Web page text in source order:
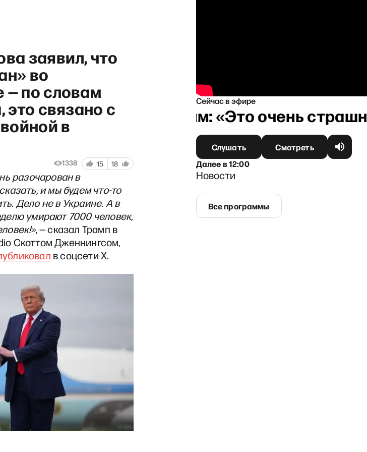
заявил, что
во
по словам
это связано с
в
1338 15 18
разочарован в
и мы будем что-то
Дело не в Украине. А в
умирают 7000 человек,
, — сказал Трамп в
Скоттом Дженнингсом,
в соцсети Х.
Сейчас в эфире
с Антоном Долиным: «Это очень
Слушать
Смотреть
Далеев12:00
Новости
Все программы